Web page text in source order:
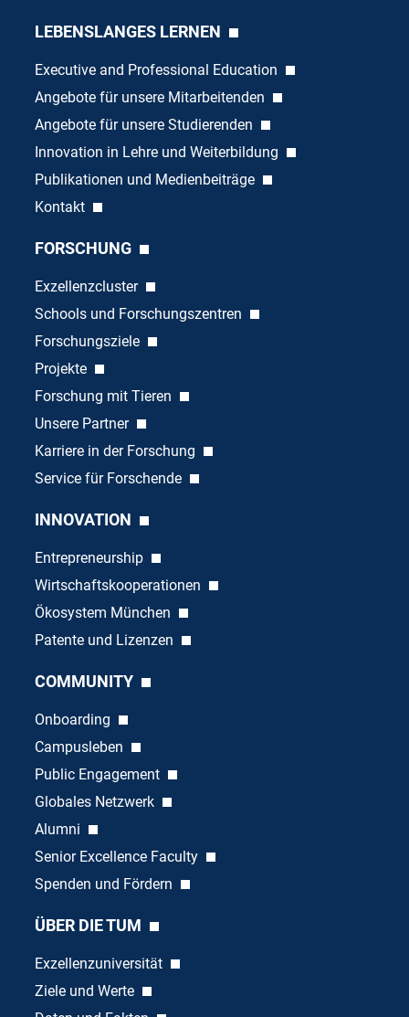
LEBENSLANGES LERNEN
Executive and Professional Education
Angebote für unsere Mitarbeitenden
Angebote für unsere Studierenden
Innovation in Lehre und Weiterbildung
Publikationen und Medienbeiträge
Kontakt
FORSCHUNG
Exzellenzcluster
Schools und Forschungszentren
Forschungsziele
Projekte
Forschung mit Tieren
Unsere Partner
Karriere in der Forschung
Service für Forschende
INNOVATION
Entrepreneurship
Wirtschaftskooperationen
Ökosystem München
Patente und Lizenzen
COMMUNITY
Onboarding
Campusleben
Public Engagement
Globales Netzwerk
Alumni
Senior Excellence Faculty
Spenden und Fördern
ÜBER DIE TUM
Exzellenzuniversität
Ziele und Werte